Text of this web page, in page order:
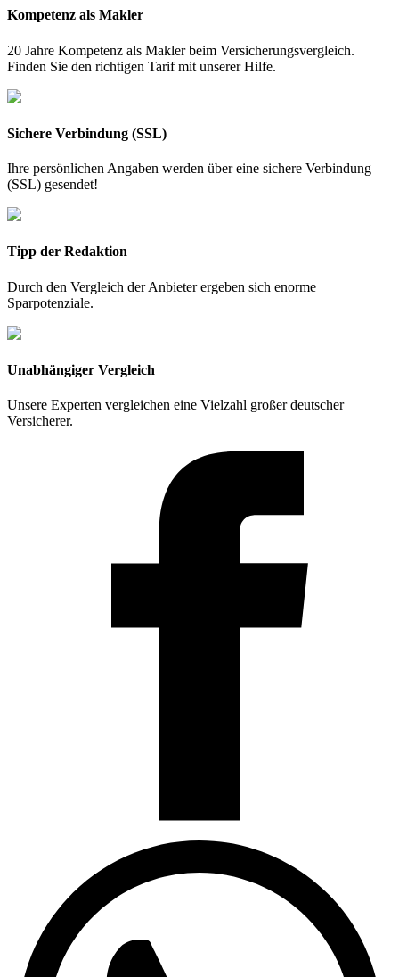
Kompetenz als Makler
20 Jahre Kompetenz als Makler beim Versicherungsvergleich.
Finden Sie den richtigen Tarif mit unserer Hilfe.
Sichere Verbindung (SSL)
Ihre persönlichen Angaben werden über eine sichere Verbindung
(SSL) gesendet!
Tipp der Redaktion
Durch den Vergleich der Anbieter ergeben sich enorme
Sparpotenziale.
Unabhängiger Vergleich
Unsere Experten vergleichen eine Vielzahl großer deutscher
Versicherer.